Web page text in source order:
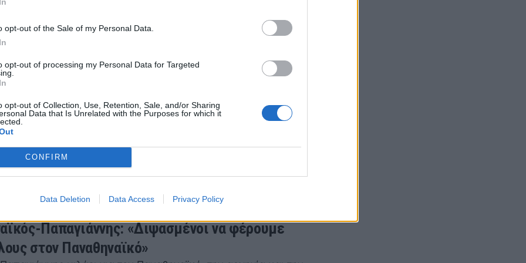
opt-out of the Sale of my Personal Data.
opt-out of processing my Personal Data for Targeted
opt-out of Collection, Use, Retention, Sale, and/or Sharing
Data that Is Unrelated with the Purposes for which it
CONFIRM
Data Deletion Data Access Privacy Policy
Πλησιάζει στη Νάπολι!
με τη Νάπολι βρίσκεται ο Δημήτρης Αγραβάνης
2022 15:23
Παπαγιάννης: «Διψασμένοι να φέρουμε
στον Παναθηναϊκό»